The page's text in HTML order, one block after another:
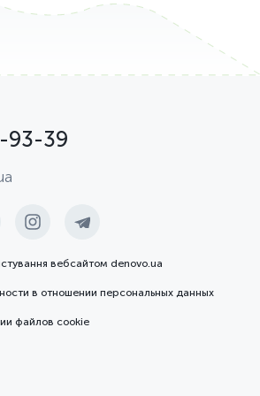
93-39
вебсайтом denovo.ua
в отношении персональных данных
файлов cookie